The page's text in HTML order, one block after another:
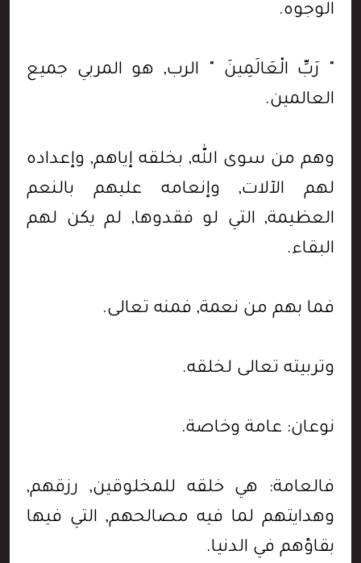
الوجوه.
" رَبِّ الْعَالَمِينَ " الرب, هو المربي جميع
العالمين.
وهم من سوى الله, بخلقه إياهم, وإعداده
لهم الآلات, وإنعامه عليهم بالنعم
العظيمة, التي لو فقدوها, لم يكن لهم
البقاء.
فما بهم من نعمة, فمنه تعالى.
وتربيته تعالى لخلقه.
نوعان: عامة وخاصة.
فالعامة: هي خلقه للمخلوقين, رزقهم,
وهدايتهم لما فيه مصالحهم, التي فيها
بقاؤهم في الدنيا.